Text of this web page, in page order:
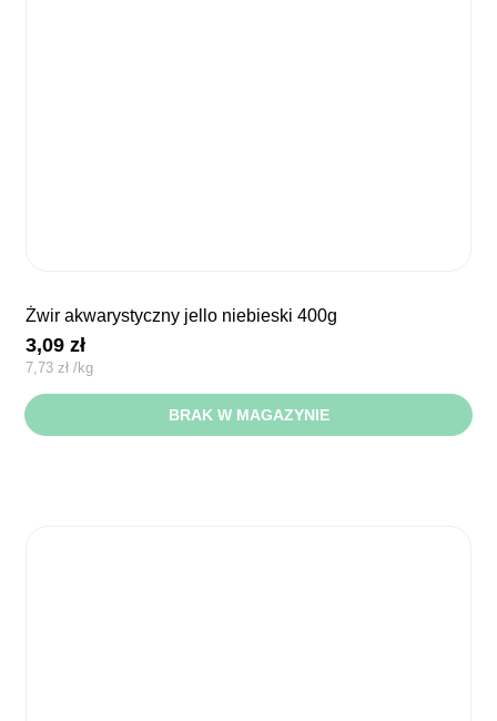
żwir akwarystyczny jello niebieski 400g
3,09zł
7,73 zł /kg
BRAK W MAGAZYNIE